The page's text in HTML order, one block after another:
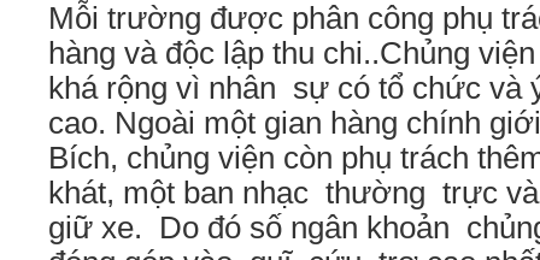
Mỗi trường được phân công phụ
hàng và độc lập thu chi..Chủng
khá rộng vì nhân sự có tổ chức và
cao. Ngoài một gian hàng chính
Bích, chủng viện còn phụ trách
khát, một ban nhạc thường trực
giữ xe. Do đó số ngân khoản